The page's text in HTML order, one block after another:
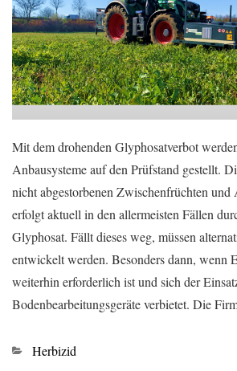
Mit dem drohenden Glyphosatverbot
Anbausysteme auf den Prüfstand gestellt.
nicht abgestorbenen Zwischenfrüchten
erfolgt aktuell in den allermeisten Fällen
Glyphosat. Fällt dieses weg, müssen
entwickelt werden. Besonders dann, wenn
weiterhin erforderlich ist und sich der
Bodenbearbeitungsgeräte verbietet. Die
Kategorien
Herbizid